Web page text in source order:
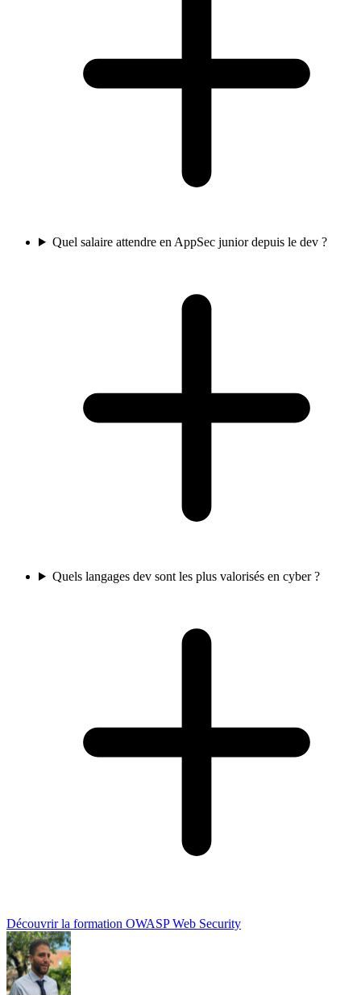
Quel salaire attendre en AppSec junior depuis le dev ?
Quels langages dev sont les plus valorisés en cyber ?
Découvrir la formation OWASP Web Security